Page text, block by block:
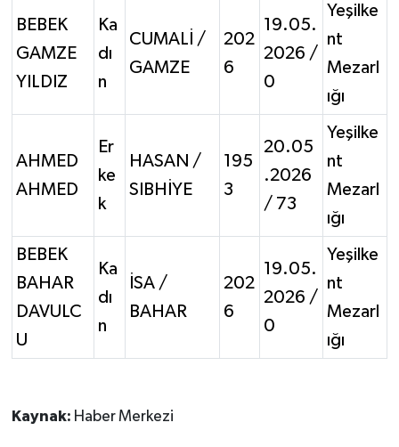
BEBEK
GAMZE
YILDIZ
Ka
dı
n
CUMALİ /
GAMZE
202
6
19.05.
2026 /
0
Yeşilke
nt
Mezarl
ığı
AHMED
AHMED
Er
ke
k
HASAN /
SIBHİYE
195
3
20.05
.2026
/ 73
Yeşilke
nt
Mezarl
ığı
BEBEK
BAHAR
DAVULC
U
Ka
dı
n
İSA /
BAHAR
202
6
19.05.
2026 /
0
Yeşilke
nt
Mezarl
ığı
Kaynak: Haber Merkezi